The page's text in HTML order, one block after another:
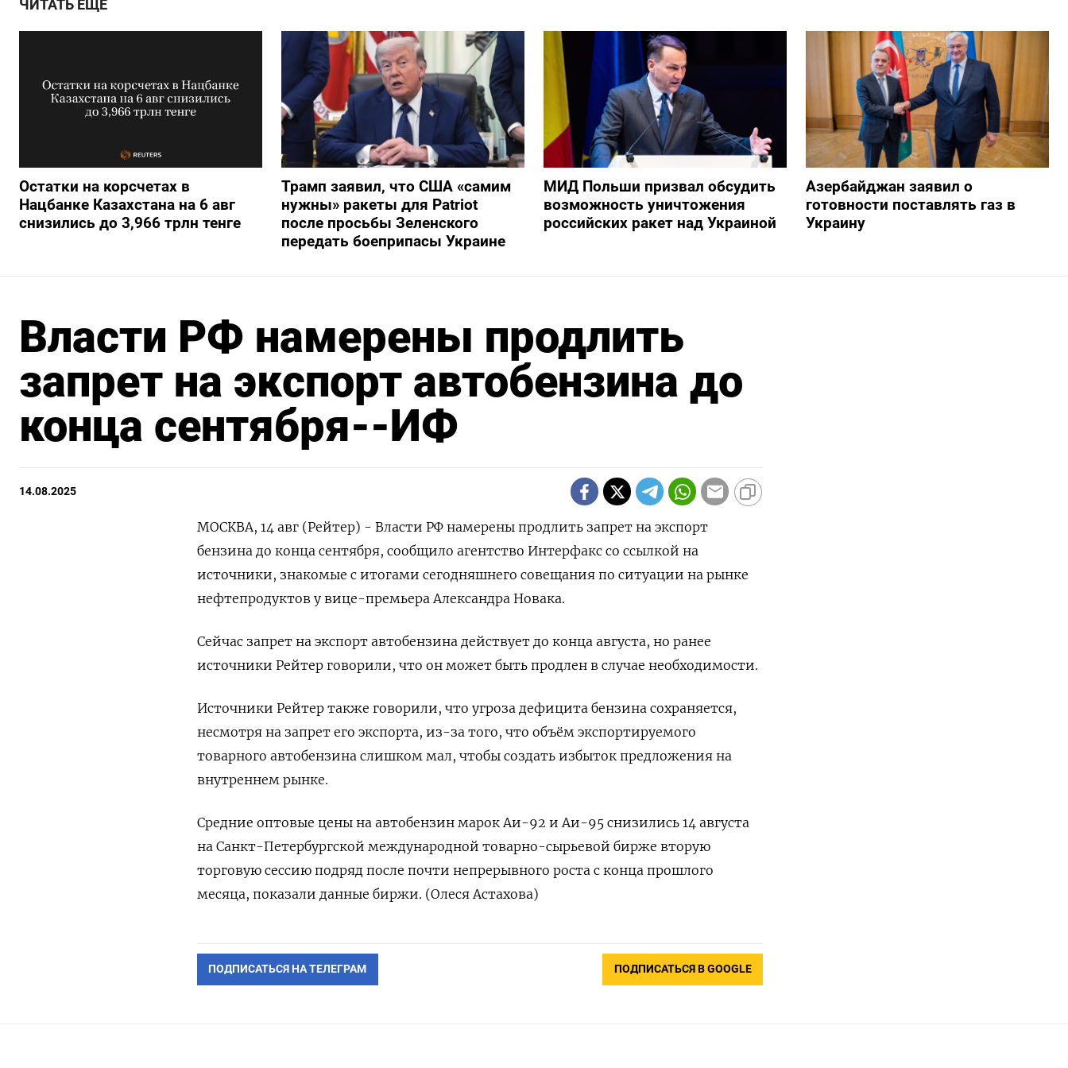
ЧИТАТЬ ЕЩЕ
Остатки на корсчетах в
Нацбанке Казахстана на 6 авг
снизились до 3,966 трлн тенге
Трамп заявил, что США «самим
нужны» ракеты для Patriot
после просьбы Зеленского
передать боеприпасы Украине
МИД Польши призвал обсудить
возможность уничтожения
российских ракет над Украиной
Азербайджан заявил о
готовности поставлять газ в
Украину
Власти РФ намерены продлить
запрет на экспорт автобензина до
конца сентября--ИФ
14.08.2025
МОСКВА, 14 авг (Рейтер) - Власти РФ намерены продлить запрет на экспорт
бензина до конца сентября, сообщило агентство Интерфакс со ссылкой на
источники, знакомые с итогами сегодняшнего совещания по ситуации на рынке
нефтепродуктов у вице-премьера Александра Новака.
Сейчас запрет на экспорт автобензина действует до конца августа, но ранее
источники Рейтер говорили, что он может быть продлен в случае необходимости.
Источники Рейтер также говорили, что угроза дефицита бензина сохраняется,
несмотря на запрет его экспорта, из-за того, что объём экспортируемого
товарного автобензина слишком мал, чтобы создать избыток предложения на
внутреннем рынке.
Средние оптовые цены на автобензин марок Аи-92 и Аи-95 снизились 14 августа
на Санкт-Петербургской международной товарно-сырьевой бирже вторую
торговую сессию подряд после почти непрерывного роста с конца прошлого
месяца, показали данные биржи. (Олеся Астахова)
ПОДПИСАТЬСЯ НА ТЕЛЕГРАМ ПОДПИСАТЬСЯ В GOOGLE